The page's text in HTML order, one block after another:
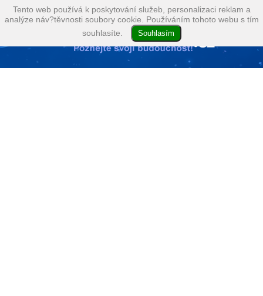
Tento web používá k poskytování služeb, personalizaci reklam a
analýze náv?těvnosti soubory cookie. Používáním tohoto webu s tím
souhlasíte.